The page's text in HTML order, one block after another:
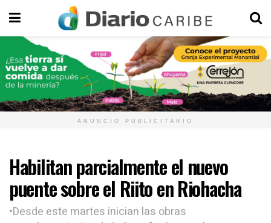
ANUNCIO PUBLICITARIO
Habilitan parcialmente el nuevo
puente sobre el Riito en Riohacha
•Desde este martes inician las obras